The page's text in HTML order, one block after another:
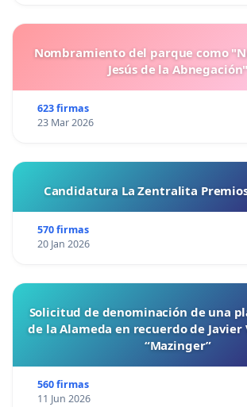
Nombramiento del parque como
Jesús de la Abnegación"
623 firmas
23 Mar 2026
Candidatura La Zentralita
570 firmas
20 Jan 2026
Solicitud de denominación de una
de la Alameda en recuerdo de Javier
“Mazinger”
560 firmas
11 Jun 2026